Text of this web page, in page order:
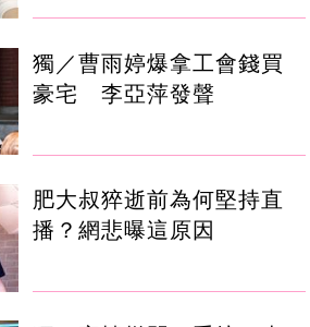
獨／曹雨婷爆拿工會錢買
豪宅 李亞萍發聲
肥大叔猝逝前為何堅持直
播？網悲曝這原因